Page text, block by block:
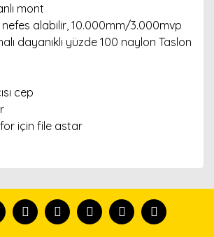
mont
alabilir, 10.000mm/3.000mvp
dayanıklı yüzde 100 naylon Taslon
cep
için file astar
tanısın.
tarafımıza iletebilirsiniz.
için teşekkür ederiz.